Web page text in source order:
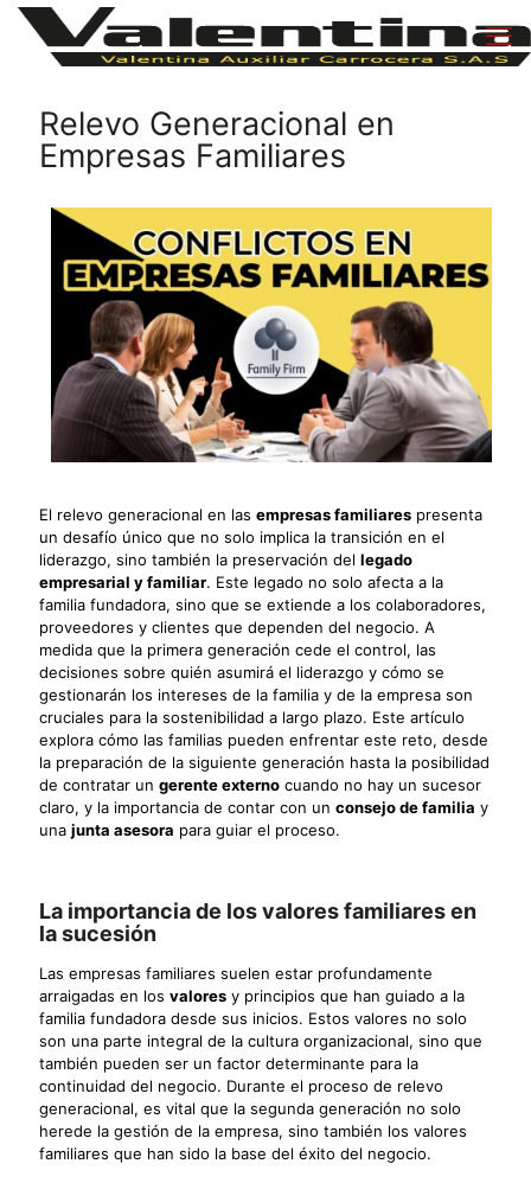
Relevo Generacional en
Empresas Familiares
El relevo generacional en las empresas familiares presenta
un desafío único que no solo implica la transición en el
liderazgo, sino también la preservación del legado
empresarial y familiar. Este legado no solo afecta a la
familia fundadora, sino que se extiende a los colaboradores,
proveedores y clientes que dependen del negocio. A
medida que la primera generación cede el control, las
decisiones sobre quién asumirá el liderazgo y cómo se
gestionarán los intereses de la familia y de la empresa son
cruciales para la sostenibilidad a largo plazo. Este artículo
explora cómo las familias pueden enfrentar este reto, desde
la preparación de la siguiente generación hasta la posibilidad
de contratar un gerente externo cuando no hay un sucesor
claro, y la importancia de contar con un consejo de familia y
una junta asesora para guiar el proceso.
La importancia de los valores familiares en
la sucesión
Las empresas familiares suelen estar profundamente
arraigadas en los valores y principios que han guiado a la
familia fundadora desde sus inicios. Estos valores no solo
son una parte integral de la cultura organizacional, sino que
también pueden ser un factor determinante para la
continuidad del negocio. Durante el proceso de relevo
generacional, es vital que la segunda generación no solo
herede la gestión de la empresa, sino también los valores
familiares que han sido la base del éxito del negocio.